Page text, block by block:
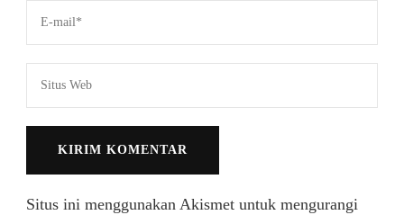
Situs ini menggunakan Akismet untuk mengurangi